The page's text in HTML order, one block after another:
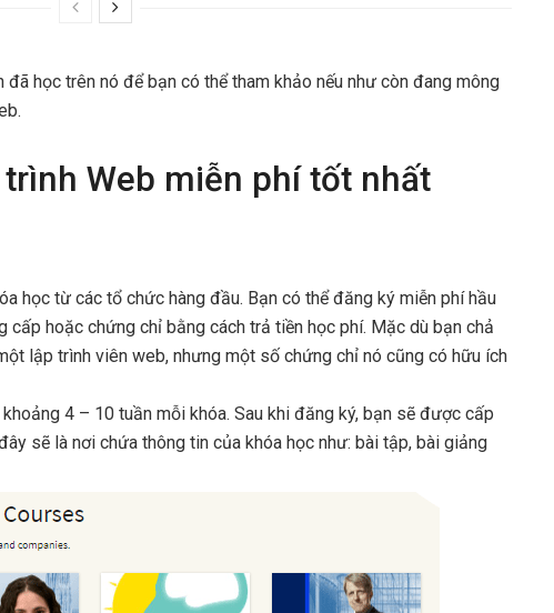
học trên nó để bạn có thể tham khảo nếu như còn đang mông
Web miễn phí tốt nhất
học từ các tổ chức hàng đầu. Bạn có thể đăng ký miễn phí hầu
cấp hoặc chứng chỉ bằng cách trả tiền học phí. Mặc dù bạn chả
lập trình viên web, nhưng một số chứng chỉ nó cũng có hữu ích
4 – 10 tuần mỗi khóa. Sau khi đăng ký, bạn sẽ được cấp
sẽ là nơi chứa thông tin của khóa học như: bài tập, bài giảng